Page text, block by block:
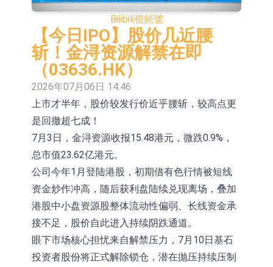
2026年8月12日透過重開進行投標
5年期港元特區政府機構債券將於
2026年8月12日透過重開進行投標
1年期港元隔夜平均指數掛鉤債券將
於2026年8月12日進行投標
香港證監會就中國糖果前高管的失當
行為取得13年取消資格令
【異動股】港股跌幅榜前十，融信中
國(03301.HK)跌38.98%，德信服務集
團(02215.HK)跌35.71%
【異動股】港股漲幅榜前十，生物係
統工程股權(02902.HK)漲+218.75%，
敏捷控股(00186.HK)漲+82.50%
地緯智能：暫未開展對外的語料商業
化服務
嘉立創：公司主要提供EDA/CAM、
PCB、電子元器件等電子及機械產業
鏈一站式研發智造服務
工信部：鼓勵民爆企業依法依規實施
重組整合
工信部：到2030年形成3-5家具有較
強國際運營能力的大型民爆企業集團
Bilibili視頻號
【今日IPO】股价几近腰
斩！金浔资源解禁在即
（03636.HK）
2026年07月06日 14:46
上市才半年，股价较发行价近乎腰斩，较高点更
是回撤超七成！
7月3日，金浔资源收报15.48港元，微跌0.9%，
总市值23.62亿港元。
公司今年1月登陆港股，初期借有色行情被短线
资金炒作冲高，随后获利盘陆续兑现离场，叠加
港股中小盘资源股整体流动性偏弱、长线资金承
接不足，股价自此进入持续阴跌通道。
眼下市场核心担忧来自解禁压力，7月10日基石
投资者股份将正式解除锁仓，潜在抛压持续压制